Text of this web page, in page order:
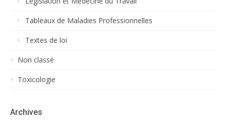
Tableaux de Maladies Professionnelles
Textes de loi
Non classé
Toxicologie
Archives